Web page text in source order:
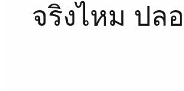
จริงไหม ปล